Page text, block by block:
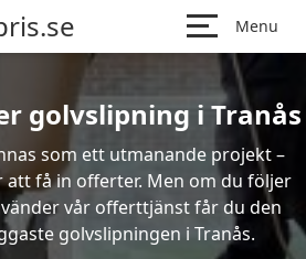
Menu
golvslipning i Tranås
som ett utmanande projekt –
få in offerter. Men om du följer
vår offerttjänst får du den
golvslipningen i Tranås.